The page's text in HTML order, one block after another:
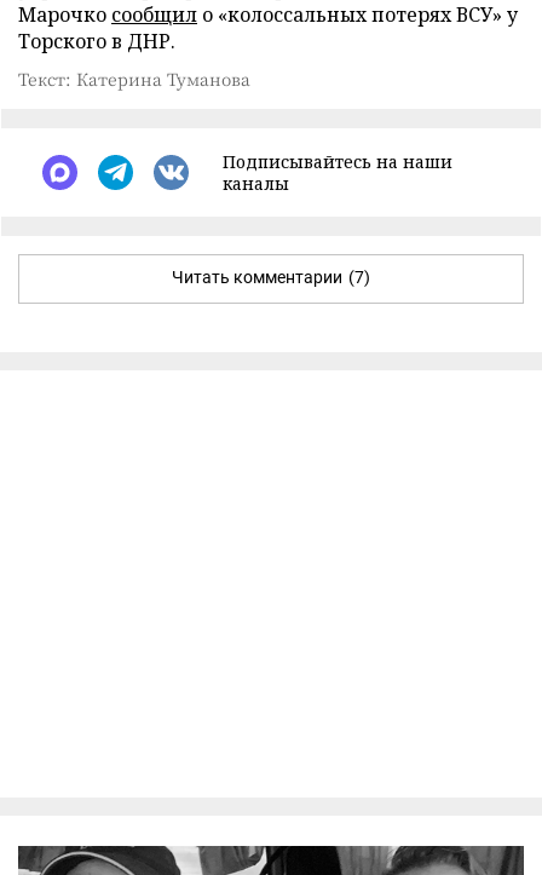
Марочко сообщил о «колоссальных потерях ВСУ» у
Торского в ДНР.
Текст: Катерина Туманова
Подписывайтесь на наши
каналы
Читать комментарии (7)